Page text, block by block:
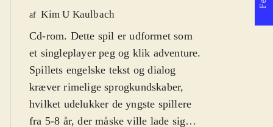
af Kim U Kaulbach
Cd-rom. Dette spil er udformet som
et singleplayer peg og klik adventure.
Spillets engelske tekst og dialog
kræver rimelige sprogkundskaber,
hvilket udelukker de yngste spillere
fra 5-8 år, der måske ville lade sig